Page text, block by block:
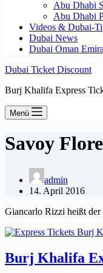
Abu Dhabi
Abu Dhabi
Videos & Dubai-
Dubai News
Dubai Oman
Dubai Ticket Discount
Burj Khalifa Express
Menü
Savoy
admin
14. April 2016
Giancarlo Rizzi heißt der
Burj Khalifa